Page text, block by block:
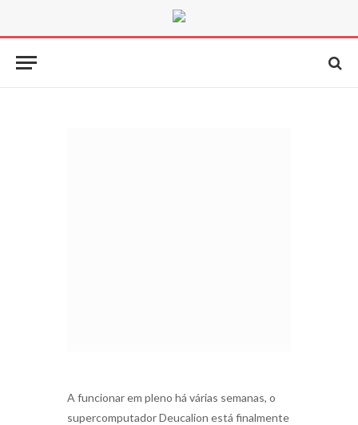
A funcionar em pleno há várias semanas, o
supercomputador Deucalion está finalmente